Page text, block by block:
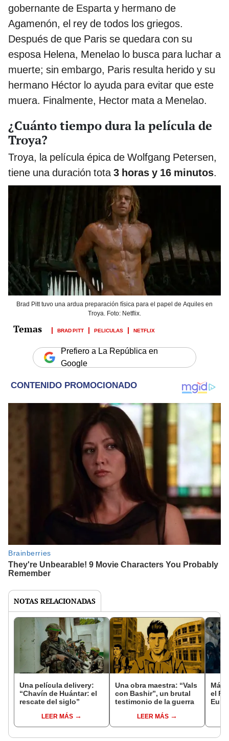
gobernante de Esparta y hermano de
Agamenón, el rey de todos los griegos.
Después de que Paris se quedara con su
esposa Helena, Menelao lo busca para luchar a
muerte; sin embargo, Paris resulta herido y su
hermano Héctor lo ayuda para evitar que este
muera. Finalmente, Hector mata a Menelao.
¿Cuánto tiempo dura la película de
Troya?
Troya, la película épica de Wolfgang Petersen,
tiene una duración tota3 horas y 16 minutos.
Brad Pitt tuvo una ardua preparación física para el papel de Aquiles en
Troya. Foto: Netflix.
BRAD PITT PELICULAS NETFLIX
Prefiero a La República en
Google
NOTAS RELACIONADAS
Una película delivery:
“Chavín de Huántar: el
rescate del siglo”
LEER MÁS
Una obra maestra: “Vals
con Bashir”, un brutal
testimonio de la guerra
LEER MÁS
Más
el